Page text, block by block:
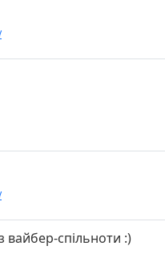
вайбер-спільноти :)